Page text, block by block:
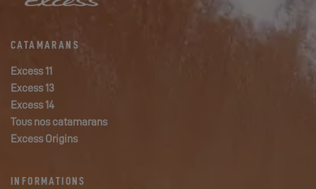
CATAMARANS
Excess 11
Excess 13
Excess 14
Tous nos catamarans
Excess Origins
INFORMATIONS